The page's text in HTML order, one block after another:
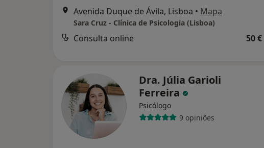
Avenida Duque de Ávila, Lisboa • Mapa
Sara Cruz - Clínica de Psicologia (Lisboa)
Consulta online 50 €
Dra. Júlia Garioli
Ferreira
Psicólogo
9 opiniões